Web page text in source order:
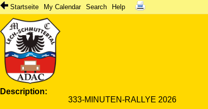
Startseite My Calendar Search Help
Description
333-MINUTEN-RALLYE 2026